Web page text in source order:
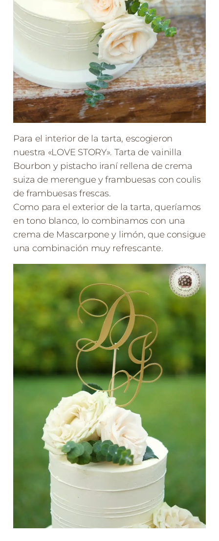
Para el interior de la tarta, escogieron
nuestra «LOVE STORY». Tarta de vainilla
Bourbon y pistacho iraní rellena de crema
suiza de merengue y frambuesas con coulis
de frambuesas frescas.
Como para el exterior de la tarta, queríamos
en tono blanco, lo combinamos con una
crema de Mascarpone y limón, que consigue
una combinación muy refrescante.